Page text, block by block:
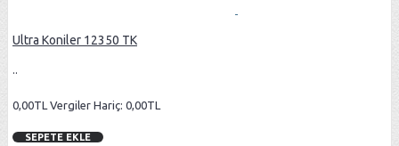
Ultra Koniler 12350 TK
0,00TL Vergiler Hariç: 0,00TL
SEPETE EKLE